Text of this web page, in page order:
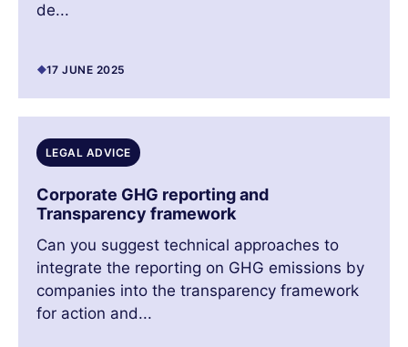
de...
17 JUNE 2025
LEGAL ADVICE
Corporate GHG reporting and
Transparency framework
Can you suggest technical approaches to
integrate the reporting on GHG emissions by
companies into the transparency framework
for action and...